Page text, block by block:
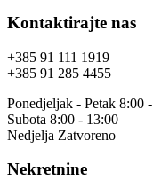
Kontaktirajte nas
+385 91 111 1919
+385 91 285 4455
Ponedjeljak - Petak 8:00
Subota 8:00 - 13:00
Nedjelja Zatvoreno
Nekretnine